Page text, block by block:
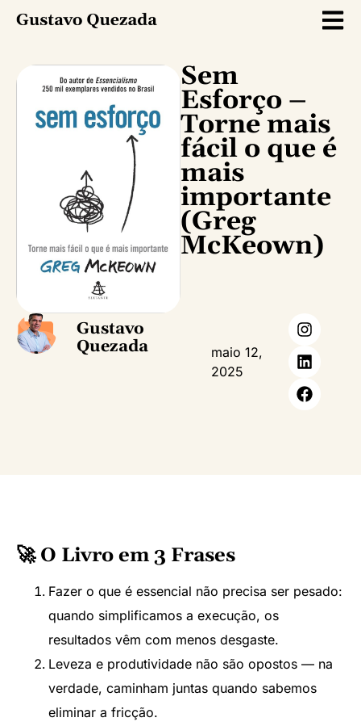
Sem
Esforço –
Torne mais
fácil o que é
mais
importante
(Greg
McKeown)
Gustavo
Quezada
maio 12,
2025
🚀 O Livro em 3 Frases
Fazer o que é essencial não precisa ser pesado:
quando simplificamos a execução, os
resultados vêm com menos desgaste.
Leveza e produtividade não são opostos — na
verdade, caminham juntas quando sabemos
eliminar a fricção.